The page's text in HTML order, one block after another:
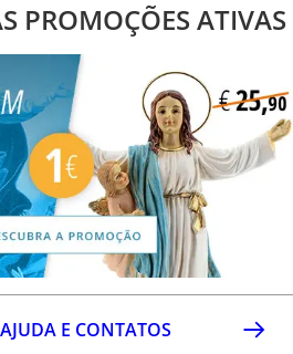
PROMOÇÕES ATIVAS
AJUDA E CONTATOS